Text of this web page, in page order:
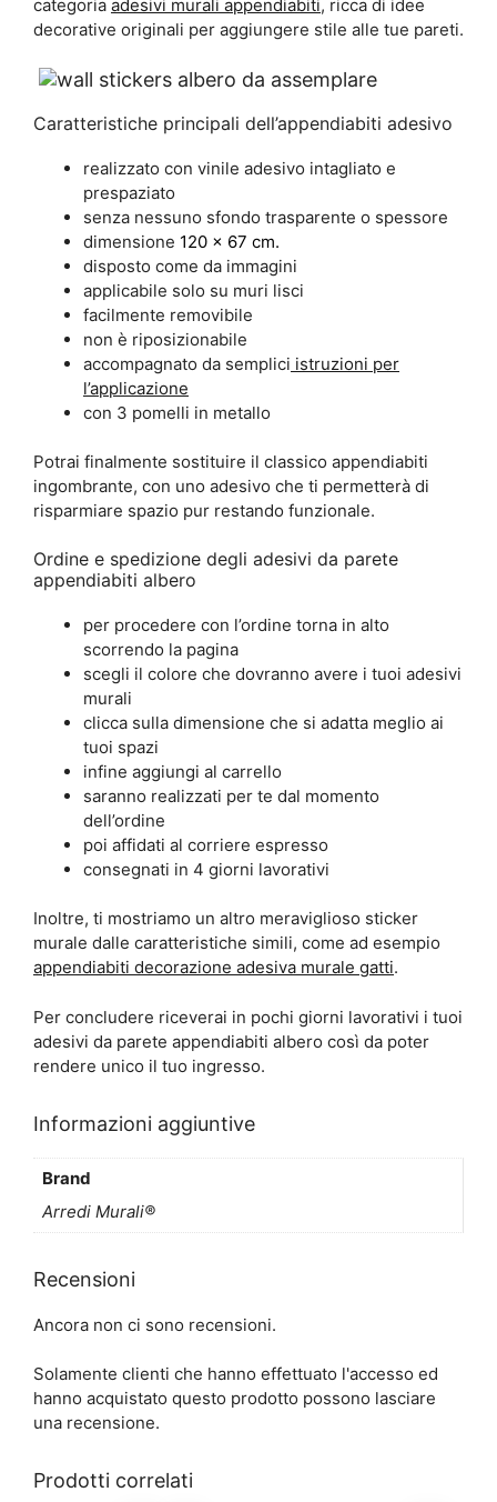
categoria adesivi murali appendiabiti, ricca di idee
decorative originali per aggiungere stile alle tue pareti.
Caratteristiche principali dell’appendiabiti adesivo
realizzato con vinile adesivo intagliato e
prespaziato
senza nessuno sfondo trasparente o spessore
dimensione 120 x 67 cm.
disposto come da immagini
applicabile solo su muri lisci
facilmente removibile
non è riposizionabile
accompagnato da semplici istruzioni per
l’applicazione
con 3 pomelli in metallo
Potrai finalmente sostituire il classico appendiabiti
ingombrante, con uno adesivo che ti permetterà di
risparmiare spazio pur restando funzionale.
Ordine e spedizione degli adesivi da parete
appendiabiti albero
per procedere con l’ordine torna in alto
scorrendo la pagina
scegli il colore che dovranno avere i tuoi adesivi
murali
clicca sulla dimensione che si adatta meglio ai
tuoi spazi
infine aggiungi al carrello
saranno realizzati per te dal momento
dell’ordine
poi affidati al corriere espresso
consegnati in 4 giorni lavorativi
Inoltre, ti mostriamo un altro meraviglioso sticker
murale dalle caratteristiche simili, come ad esempio
appendiabiti decorazione adesiva murale gatti.
Per concludere riceverai in pochi giorni lavorativi i tuoi
adesivi da parete appendiabiti albero così da poter
rendere unico il tuo ingresso.
Informazioni aggiuntive
Brand
Arredi Murali®
Recensioni
Ancora non ci sono recensioni.
Solamente clienti che hanno effettuato l'accesso ed
hanno acquistato questo prodotto possono lasciare
una recensione.
Prodotti correlati